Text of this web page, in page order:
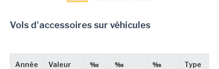
Vols d'accessoires sur véhicules
Année Valeur ‰
‰
‰
Type